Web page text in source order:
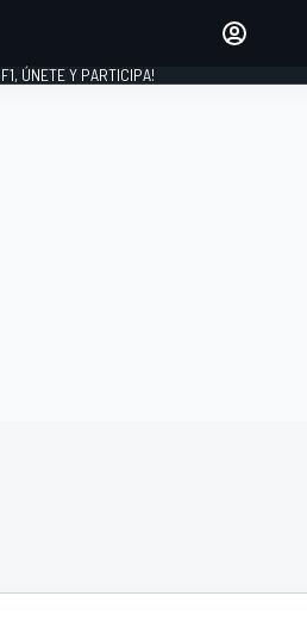
ÚNETE Y PARTICIPA!